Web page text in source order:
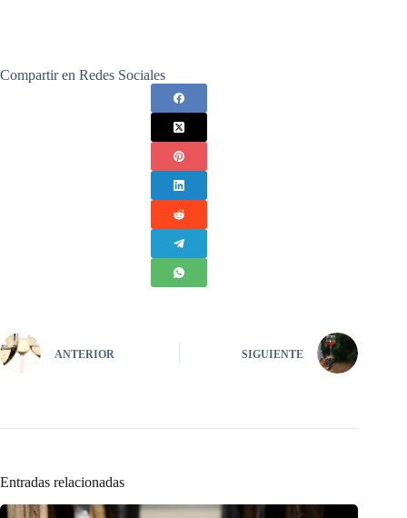
Compartir en Redes Sociales
ANTERIOR SIGUIENTE
Entradas relacionadas